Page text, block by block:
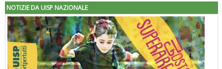
NOTIZIE DA UISP NAZIONALE